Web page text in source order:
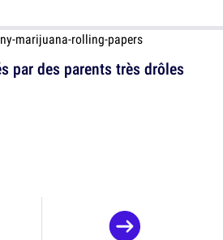
par des parents très drôles